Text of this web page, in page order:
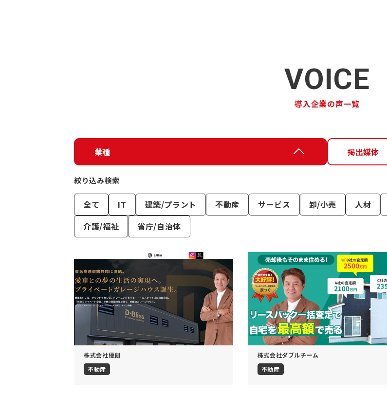
VOICE
導入企業の声一覧
業種 掲出媒体
絞り込み検索
全て IT 建築/プラント 不動産 サービス 卸/小売 人材
介護/福祉
省庁/自治体
株式会社優創
不動産
株式会社ダブルチーム
不動産